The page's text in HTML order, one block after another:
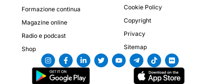
Formazione continua
Magazine online
Radio e podcast
Shop
Cookie Policy
Copyright
Privacy
Sitemap